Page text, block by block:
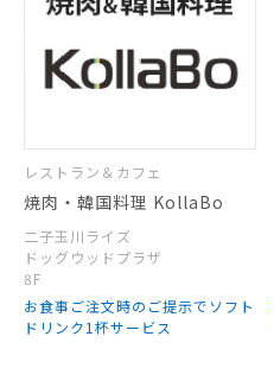
レストラン＆カフェ
焼肉・韓国料理 KollaBo
二子玉川ライズ
ドッグウッドプラザ
8F
お食事ご注文時のご提示でソフト
ドリンク1杯サービス